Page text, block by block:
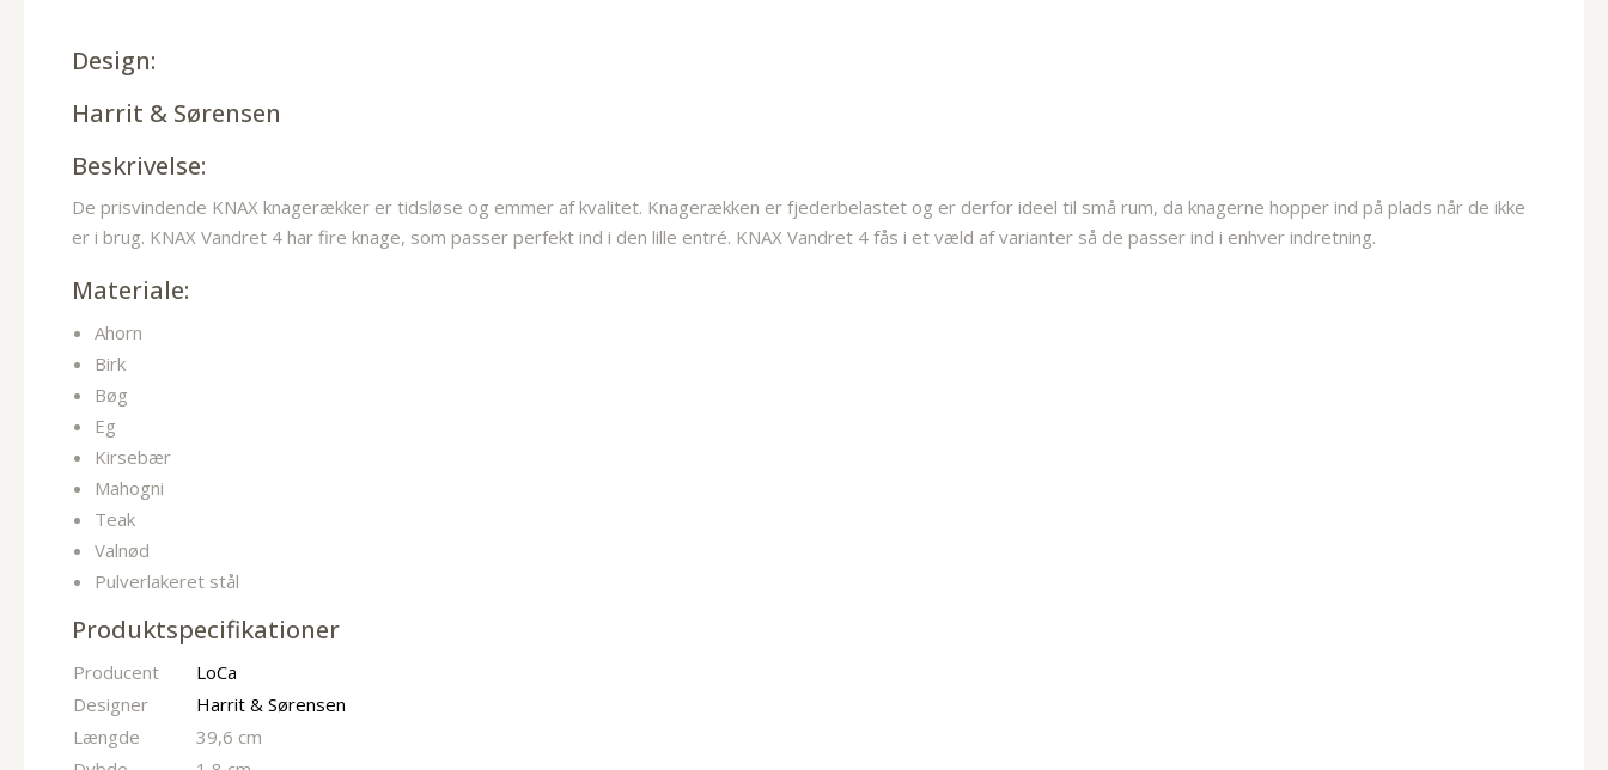
Design:
Harrit & Sørensen
Beskrivelse:
De prisvindende KNAX knagerækker er tidsløse og emmer af kvalitet. Knagerækken er fjederbelastet og er derfor ideel til små rum, da knagerne hopper ind på plads når de ikke
er i brug. KNAX Vandret 4 har fire knage, som passer perfekt ind i den lille entré. KNAX Vandret 4 fås i et væld af varianter så de passer ind i enhver indretning.
Materiale:
Ahorn
Birk
Bøg
Eg
Kirsebær
Mahogni
Teak
Valnød
Pulverlakeret stål
Produktspecifikationer
Producent
LoCa
Designer
Harrit & Sørensen
Længde
39,6 cm